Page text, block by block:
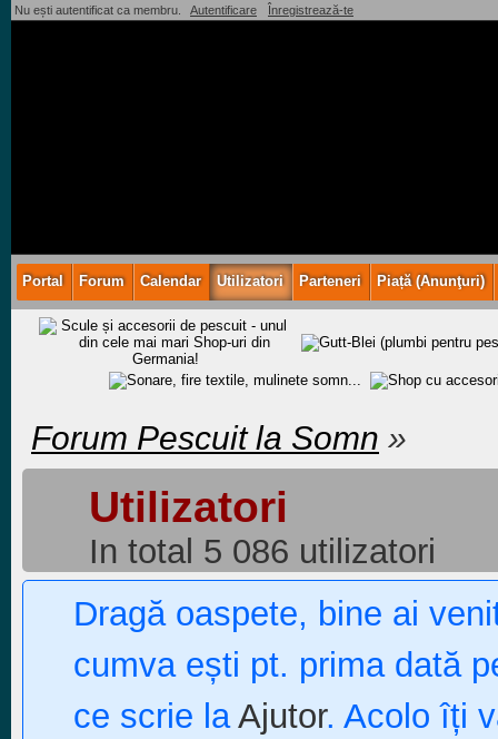
Nu ești autentificat ca membru. Autentificare Înregistrează-te
Portal Forum Calendar Utilizatori Parteneri Piață (Anunţuri)
Forum Pescuit la Somn »
Utilizatori
In total 5 086 utilizatori
Dragă oaspete, bine ai
cumva ești pt. prima dată
ce scrie laAjutor. Acolo îți